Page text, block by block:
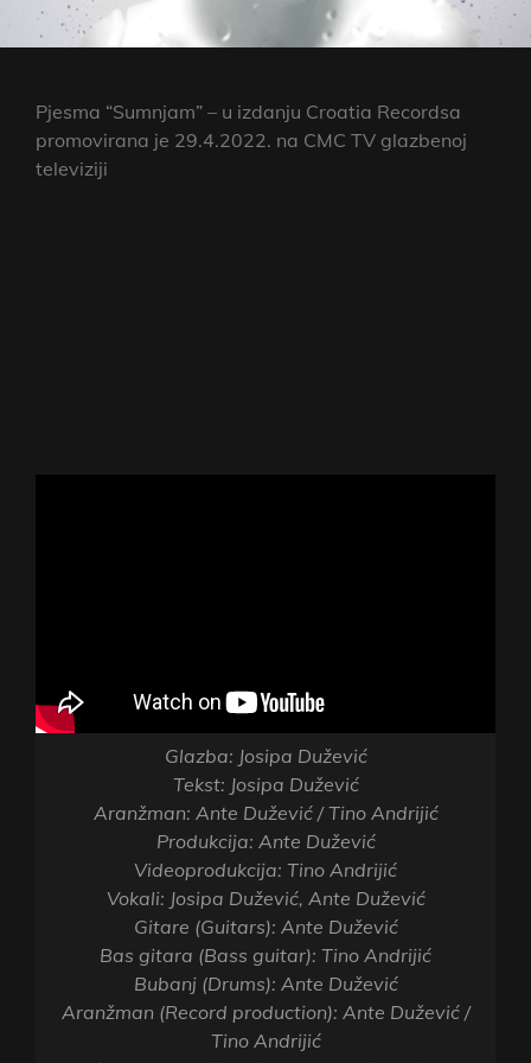
Pjesma “Sumnjam” – u izdanju Croatia Recordsa
promovirana je 29.4.2022. na CMC TV glazbenoj
televiziji
Glazba: Josipa Dužević
Tekst: Josipa Dužević
Aranžman: Ante Dužević / Tino Andrijić
Produkcija: Ante Dužević
Videoprodukcija: Tino Andrijić
Vokali: Josipa Dužević, Ante Dužević
Gitare (Guitars): Ante Dužević
Bas gitara (Bass guitar): Tino Andrijić
Bubanj (Drums): Ante Dužević
Aranžman (Record production): Ante Dužević /
Tino Andrijić